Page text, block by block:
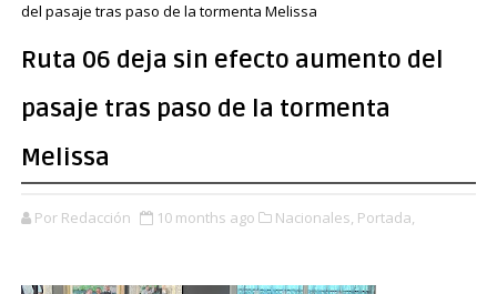
del pasaje tras paso de la tormenta Melissa
Ruta 06 deja sin efecto aumento del
pasaje tras paso de la tormenta
Melissa
Por Redacción 10 months ago Nacionales, Portada,